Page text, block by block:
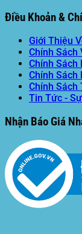
Điều Khoản &
Giới Thiệu
Chính Sách
Chính Sách
Chính Sách
Chính Sách
Tin Tức -
Nhận Báo Giá